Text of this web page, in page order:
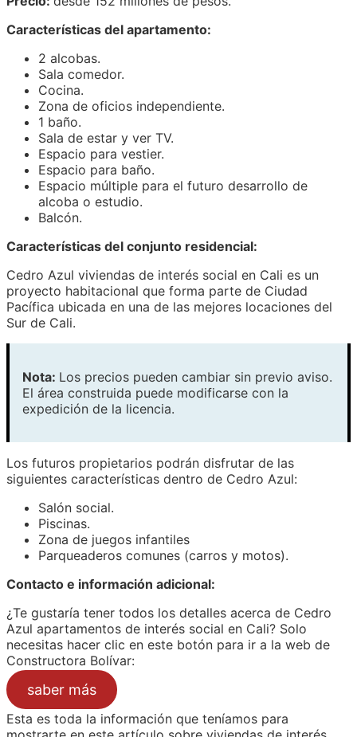
Características del apartamento:
2 alcobas.
Sala comedor.
Cocina.
Zona de oficios independiente.
1 baño.
Sala de estar y ver TV.
Espacio para vestier.
Espacio para baño.
Espacio múltiple para el futuro desarrollo de
alcoba o estudio.
Balcón.
Características del conjunto residencial:
Cedro Azul viviendas de interés social en Cali es un
proyecto habitacional que forma parte de Ciudad
Pacífica ubicada en una de las mejores locaciones del
Sur de Cali.
Nota: Los precios pueden cambiar sin previo aviso.
El área construida puede modificarse con la
expedición de la licencia.
Los futuros propietarios podrán disfrutar de las
siguientes características dentro de Cedro Azul:
Salón social.
Piscinas.
Zona de juegos infantiles
Parqueaderos comunes (carros y motos).
Contacto e información adicional:
¿Te gustaría tener todos los detalles acerca de Cedro
Azul apartamentos de interés social en Cali? Solo
necesitas hacer clic en este botón para ir a la web de
Constructora Bolívar:
saber más
Esta es toda la información que teníamos para